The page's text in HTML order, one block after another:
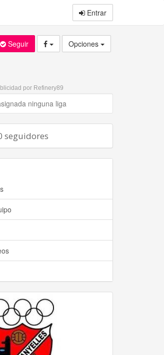
Entrar
Seguir Opciones
por Refinery89
ninguna liga
seguidores